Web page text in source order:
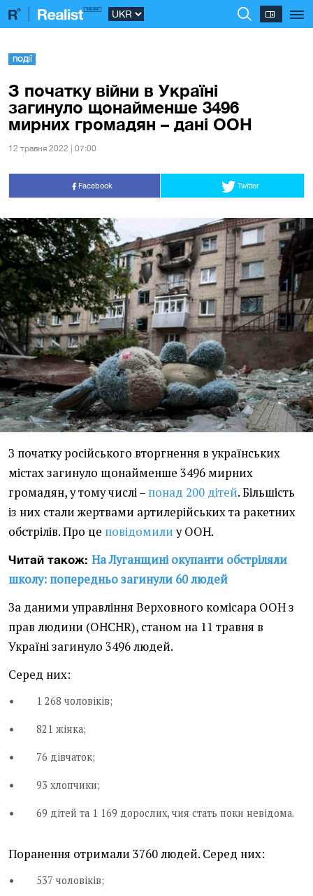
ПОДІЇ
З початку війни в Україні
загинуло щонайменше 3496
мирних громадян – дані ООН
12 травня 2022 | 07:00
Facebook Twitter
З початку російського вторгнення в українських
містах загинуло щонайменше 3496 мирних
громадян, у тому числі – понад 200 дітей. Більшість
із них стали жертвами артилерійських та ракетних
обстрілів. Про це повідомилиу ООН.
Читай також: На Луганщині окупанти обстріляли
школу: попередньо загинули 60 людей
За даними управління Верховного комісара ООН з
прав людини (OHCHR), станом на 11 травня в
Україні загинуло 3496 людей.
Серед них:
1 268 чоловіків;
821 жінка;
76 дівчаток;
93 хлопчики;
69 дітей та 1 169 дорослих, чия стать поки невідома.
Поранення отримали 3760 людей. Серед них:
537 чоловіків;